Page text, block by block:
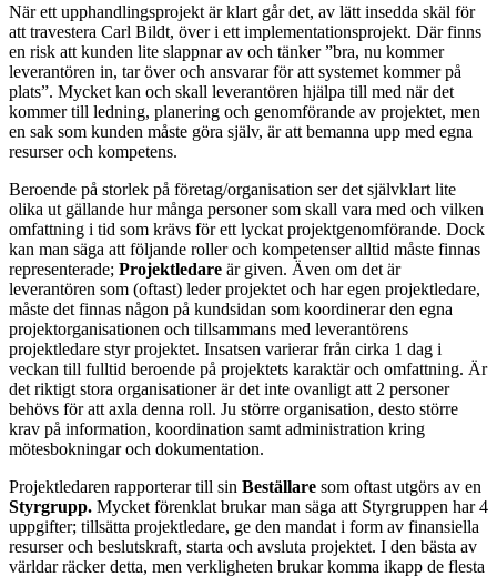
När ett upphandlingsprojekt är klart går det, av lätt insedda skäl för
att travestera Carl Bildt, över i ett implementationsprojekt. Där finns
en risk att kunden lite slappnar av och tänker ”bra, nu kommer
leverantören in, tar över och ansvarar för att systemet kommer på
plats”. Mycket kan och skall leverantören hjälpa till med när det
kommer till ledning, planering och genomförande av projektet, men
en sak som kunden måste göra själv, är att bemanna upp med egna
resurser och kompetens.
Beroende på storlek på företag/organisation ser det självklart lite
olika ut gällande hur många personer som skall vara med och vilken
omfattning i tid som krävs för ett lyckat projektgenomförande. Dock
kan man säga att följande roller och kompetenser alltid måste finnas
representerade; Projektledare är given. Även om det är
leverantören som (oftast) leder projektet och har egen projektledare,
måste det finnas någon på kundsidan som koordinerar den egna
projektorganisationen och tillsammans med leverantörens
projektledare styr projektet. Insatsen varierar från cirka 1 dag i
veckan till fulltid beroende på projektets karaktär och omfattning. Är
det riktigt stora organisationer är det inte ovanligt att 2 personer
behövs för att axla denna roll. Ju större organisation, desto större
krav på information, koordination samt administration kring
mötesbokningar och dokumentation.
Projektledaren rapporterar till sin Beställare som oftast utgörs av en
Styrgrupp. Mycket förenklat brukar man säga att Styrgruppen har 4
uppgifter; tillsätta projektledare, ge den mandat i form av finansiella
resurser och beslutskraft, starta och avsluta projektet. I den bästa av
världar räcker detta, men verkligheten brukar komma ikapp de flesta